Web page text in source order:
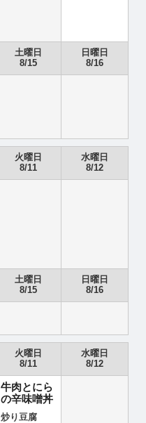
土曜日
8/15
日曜日
8/16
火曜日
8/11
水曜日
8/12
土曜日
8/15
日曜日
8/16
火曜日
8/11
水曜日
8/12
牛肉とにら
の辛味噌丼
炒り豆腐